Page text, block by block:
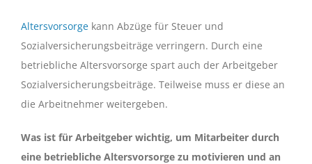
Altersvorsorge kann Abzüge für Steuer und
Sozialversicherungsbeiträge verringern. Durch eine
betriebliche Altersvorsorge spart auch der Arbeitgeber
Sozialversicherungsbeiträge. Teilweise muss er diese an
die Arbeitnehmer weitergeben.
Was ist für Arbeitgeber wichtig, um Mitarbeiter durch
eine betriebliche Altersvorsorge zu motivieren und an